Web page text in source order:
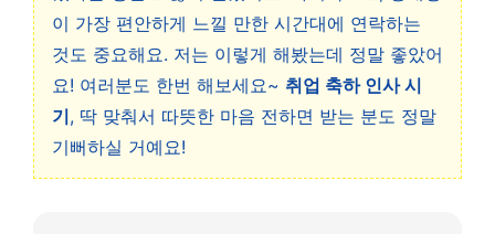
이 가장 편안하게 느낄 만한 시간대에 연락하는
것도 중요해요. 저는 이렇게 해봤는데 정말 좋았어
요! 여러분도 한번 해보세요~ 취업 축하 인사 시
기, 딱 맞춰서 따뜻한 마음 전하면 받는 분도 정말
기뻐하실 거예요!